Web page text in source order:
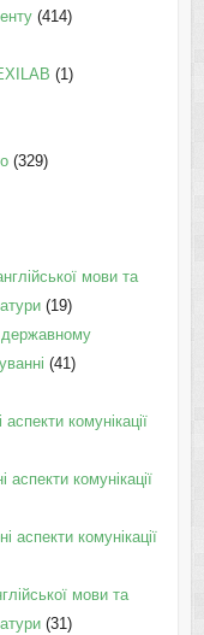
(414)
(1)
(329)
мови та
(19)
державному
(41)
аспекти комунікації
аспекти комунікації
аспекти комунікації
мови та
(31)